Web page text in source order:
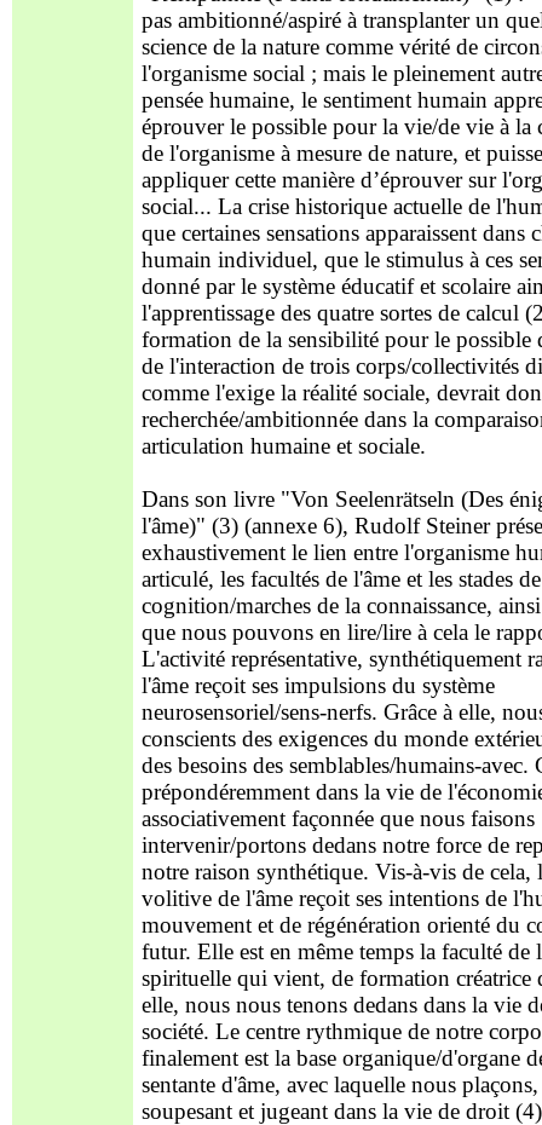
pas ambitionné/aspiré à transplanter un
science de la nature comme vérité de
l'organisme social ; mais le pleinement
pensée humaine, le sentiment humain
éprouver le possible pour la vie/de vie à la
de l'organisme à mesure de nature, et
appliquer cette manière d’éprouver sur
social... La crise historique actuelle de
que certaines sensations apparaissent dans
humain individuel, que le stimulus à ces
donné par le système éducatif et scolaire
l'apprentissage des quatre sortes de calcul
formation de la sensibilité pour le possible
de l'interaction de trois corps/collectivités
comme l'exige la réalité sociale, devrait
recherchée/ambitionnée dans la
articulation humaine et sociale.
Dans son livre "Von Seelenrätseln (Des
l'âme)" (3) (annexe 6), Rudolf Steiner
exhaustivement le lien entre l'organisme
articulé, les facultés de l'âme et les stades
cognition/marches de la connaissance,
que nous pouvons en lire/lire à cela le
L'activité représentative, synthétiquement
l'âme reçoit ses impulsions du système
neurosensoriel/sens-nerfs. Grâce à elle,
conscients des exigences du monde
des besoins des semblables/humains-avec.
prépondéremment dans la vie de
associativement façonnée que nous faisons
intervenir/portons dedans notre force de
notre raison synthétique. Vis-à-vis de cela,
volitive de l'âme reçoit ses intentions de
mouvement et de régénération orienté du
futur. Elle est en même temps la faculté de
spirituelle qui vient, de formation créatrice
elle, nous nous tenons dedans dans la vie
société. Le centre rythmique de notre
finalement est la base organique/d'organe
sentante d'âme, avec laquelle nous
soupesant et jugeant dans la vie de droit